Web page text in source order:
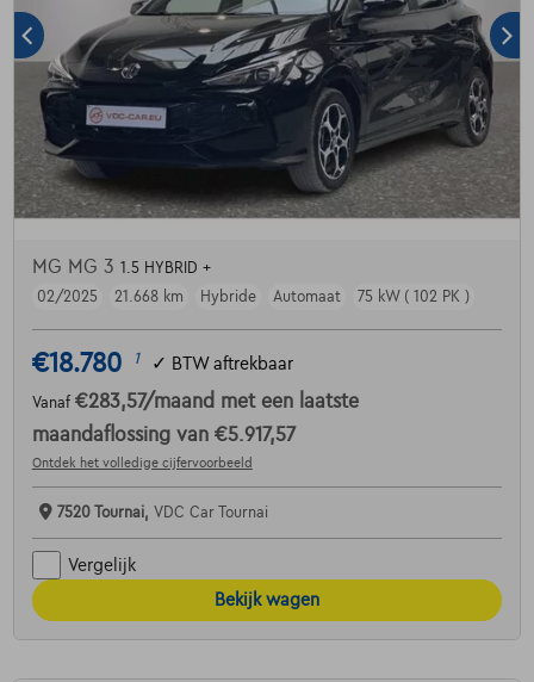
MG MG 3 1.5 HYBRID +
02/2025
21.668 km Hybride Automaat 75 kW ( 102 PK )
€18.780 1 ✓ BTW aftrekbaar
Vanaf €283,57/maand met een laatste
maandaflossing van €5.917,57
Ontdek het volledige cijfervoorbeeld
7520 Tournai, VDC Car Tournai
Vergelijk
Bekijk wagen